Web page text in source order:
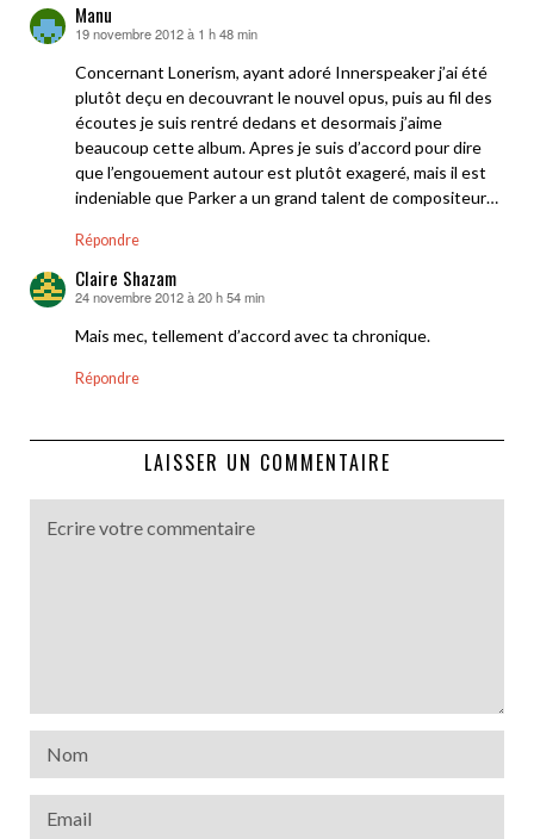
Manu
dit :
19 novembre 2012 à 1 h 48 min
Concernant Lonerism, ayant adoré Innerspeaker j’ai été
plutôt deçu en decouvrant le nouvel opus, puis au fil des
écoutes je suis rentré dedans et desormais j’aime
beaucoup cette album. Apres je suis d’accord pour dire
que l’engouement autour est plutôt exageré, mais il est
indeniable que Parker a un grand talent de compositeur…
Répondre
Claire Shazam
dit :
24 novembre 2012 à 20 h 54 min
Mais mec, tellement d’accord avec ta chronique.
Répondre
LAISSER UN COMMENTAIRE